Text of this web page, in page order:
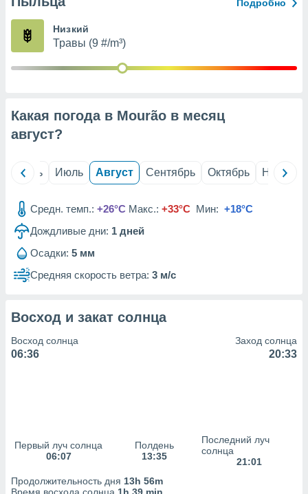
из
рекламы
сведения
Подробно
Низкий
Травы (9 #/m³)
Какая погода в Mourão в месяц
август?
Июнь Июль Август Сентябрь Октябрь Ноябрь
Средн. темп.: +26°C Макс.: +33°C Мин: +18°C
Дождливые дни: 1 дней
Осадки: 5 мм
Средняя скорость ветра: 3 м/с
Восход и закат солнца
Восход солнца
06:36
Заход солнца
20:33
Первый луч солнца
06:07
Полдень
13:35
Последний луч
солнца
21:01
Продолжительность дня 13h 56m